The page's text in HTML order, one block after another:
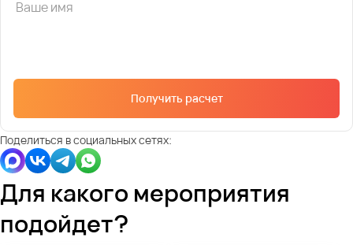
Получить расчет
Поделиться в социальных сетях:
Для какого мероприятия
подойдет?